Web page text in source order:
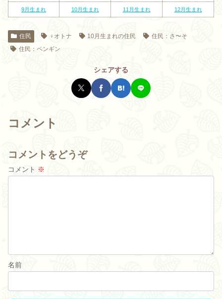
9月生まれ 10月生まれ 11 月生まれ 12月生まれ
住民 ♀オトナ 10月生まれの住民
住民：さ〜そ
住民：ペンギン
シェアする
コメント
コメントをどうぞ
コメント ※
名前